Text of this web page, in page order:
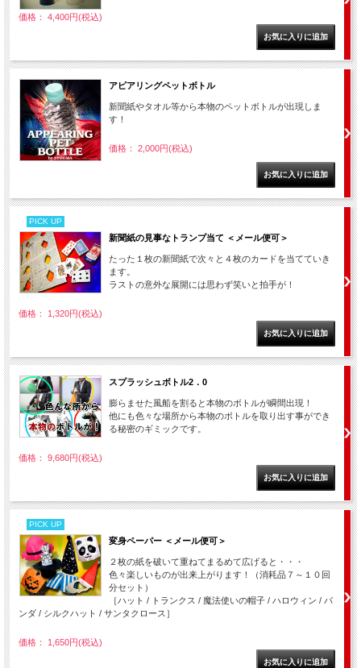
価格： 4,400円(税込)
アピアリングペットボトル
新聞紙やタオル等から本物のペットボトルが出現しま
す！
価格： 2,000円(税込)
PICK UP
新聞紙の見事なトランプ当て ＜メール便可＞
たった１枚の新聞紙で次々と４枚のカードを当てていき
ます。
ラストの意外な展開には思わず笑いと拍手が！
価格： 1,320円(税込)
スプラッシュボトル2．0
膨らませた風船を割ると本物のボトルが瞬間出現！
他にも色々な場所から本物のボトルを取り出す事ができ
る秘密のギミックです。
価格： 9,680円(税込)
PICK UP
変身ペーパー ＜メール便可＞
２枚の紙を破いて重ねてまるめて広げると・・・
色々楽しいものが出来上がります！（消耗品７～１０回
分セット）
［ハット / トランクス / 魔法使いの帽子 / ハロウィン / パ
ンダ / シルクハット / サンタクロース］
価格： 1,650円(税込)